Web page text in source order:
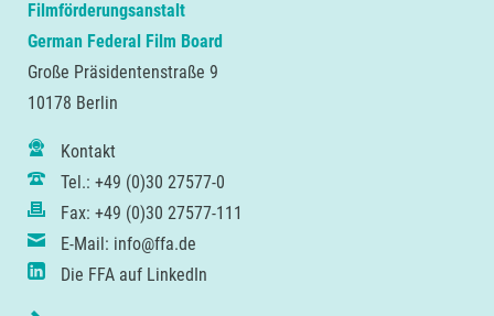
Filmförderungsanstalt
German Federal Film Board
Große Präsidentenstraße 9
10178 Berlin
Kontakt
Tel.: +49 (0)30 27577-0
Fax: +49 (0)30 27577-111
E-Mail: info@ffa.de
Die FFA auf LinkedIn